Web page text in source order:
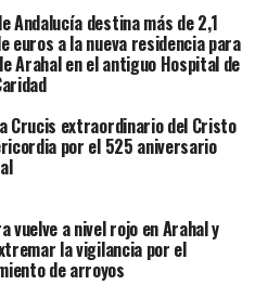
Andalucía destina más de 2,1
euros a la nueva residencia para
Arahal en el antiguo Hospital de
Crucis extraordinario del Cristo
por el 525 aniversario
vuelve a nivel rojo en Arahal y
la vigilancia por el
de arroyos